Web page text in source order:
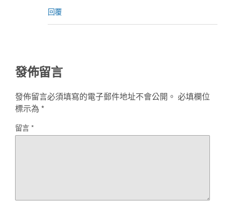
回覆
發佈留言
發佈留言必須填寫的電子郵件地址不會公開。 必填欄位
標示為 *
留言*